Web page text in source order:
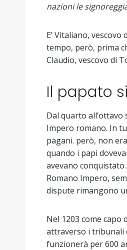
nazioni le
E’ Vitaliano,
tempo, però, prima
Claudio, vescovo di
Il papato
Dal quarto
Impero romano. In
pagani. però, non
quando i papi
avevano
Romano Impero,
dispute rimangono
Nel 1203 come capo
attraverso i tribunali
funzionerà per 600